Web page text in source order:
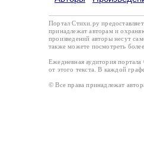
Портал Стихи.ру
принадлежат авторам и
произведений авторы несут
также можете посмотреть
Ежедневная аудитория
от этого текста. В каждой
© Все права принадлежат